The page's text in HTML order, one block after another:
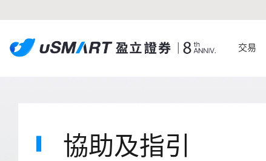
交易
協助及指引